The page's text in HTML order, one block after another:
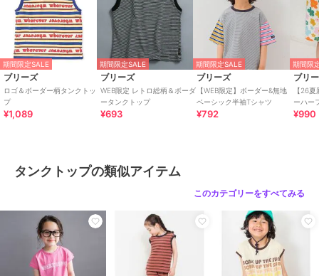
特徴
トップス
綿・コットン素材/ 綿100％/無
地/ノースリーブ/ 洗える/ア
ウトドア/キャンプ・レジャー/
レギュラー丈(トップス)
タンクトップ
綿・コットン素材
綿100％
原産国 カンボジア
期間限定SALE
ブリーズ
ロゴ＆ボーダー柄タンクトッ
プ
¥1,089
期間限定SALE
ブリーズ
WEB限定 レトロ総柄＆ボーダ
ータンクトップ
¥693
期間限定SALE
ブリーズ
【WEB限定】ボーダー&無地
ベーシック半袖Tシャツ
¥792
期間限
ブリ
【26
¥990
タンクトップの類似アイテム
このカテゴリーをすべてみる